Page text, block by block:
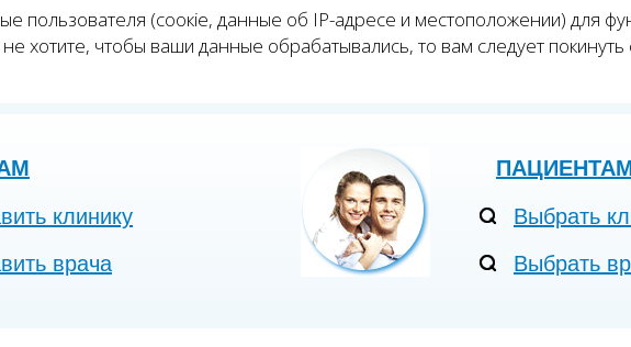
пользователя (соокіе, данные об IP-адресе и местоположении) для
хотите, чтобы ваши данные обрабатывались, то вам следует покинуть
клинику
врача
Выбрать
Выбрать